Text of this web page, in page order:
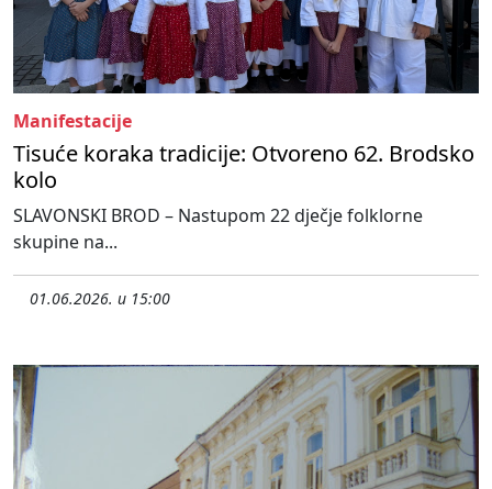
Manifestacije
Tisuće koraka tradicije: Otvoreno 62. Brodsko
kolo
SLAVONSKI BROD – Nastupom 22 dječje folklorne
skupine na...
01.06.2026. u 15:00